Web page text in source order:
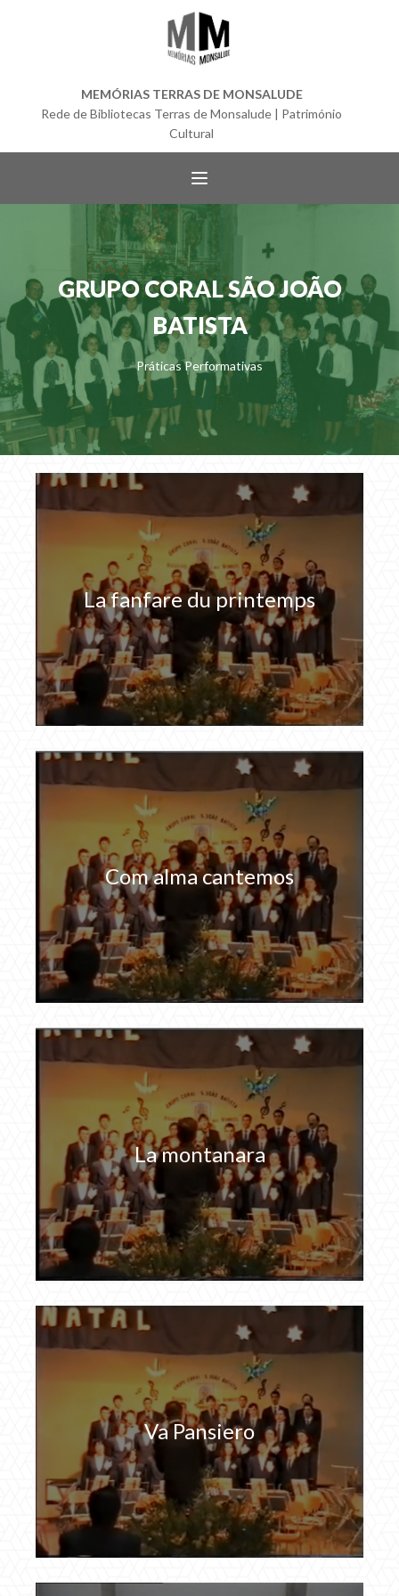
MEMÓRIAS TERRAS DE MONSALUDE
Rede de Bibliotecas Terras de Monsalude | Património
Cultural
GRUPO CORAL SÃO JOÃO
BATISTA
Práticas Performativas
La fanfare du printemps
Com alma cantemos
La montanara
Va Pansiero